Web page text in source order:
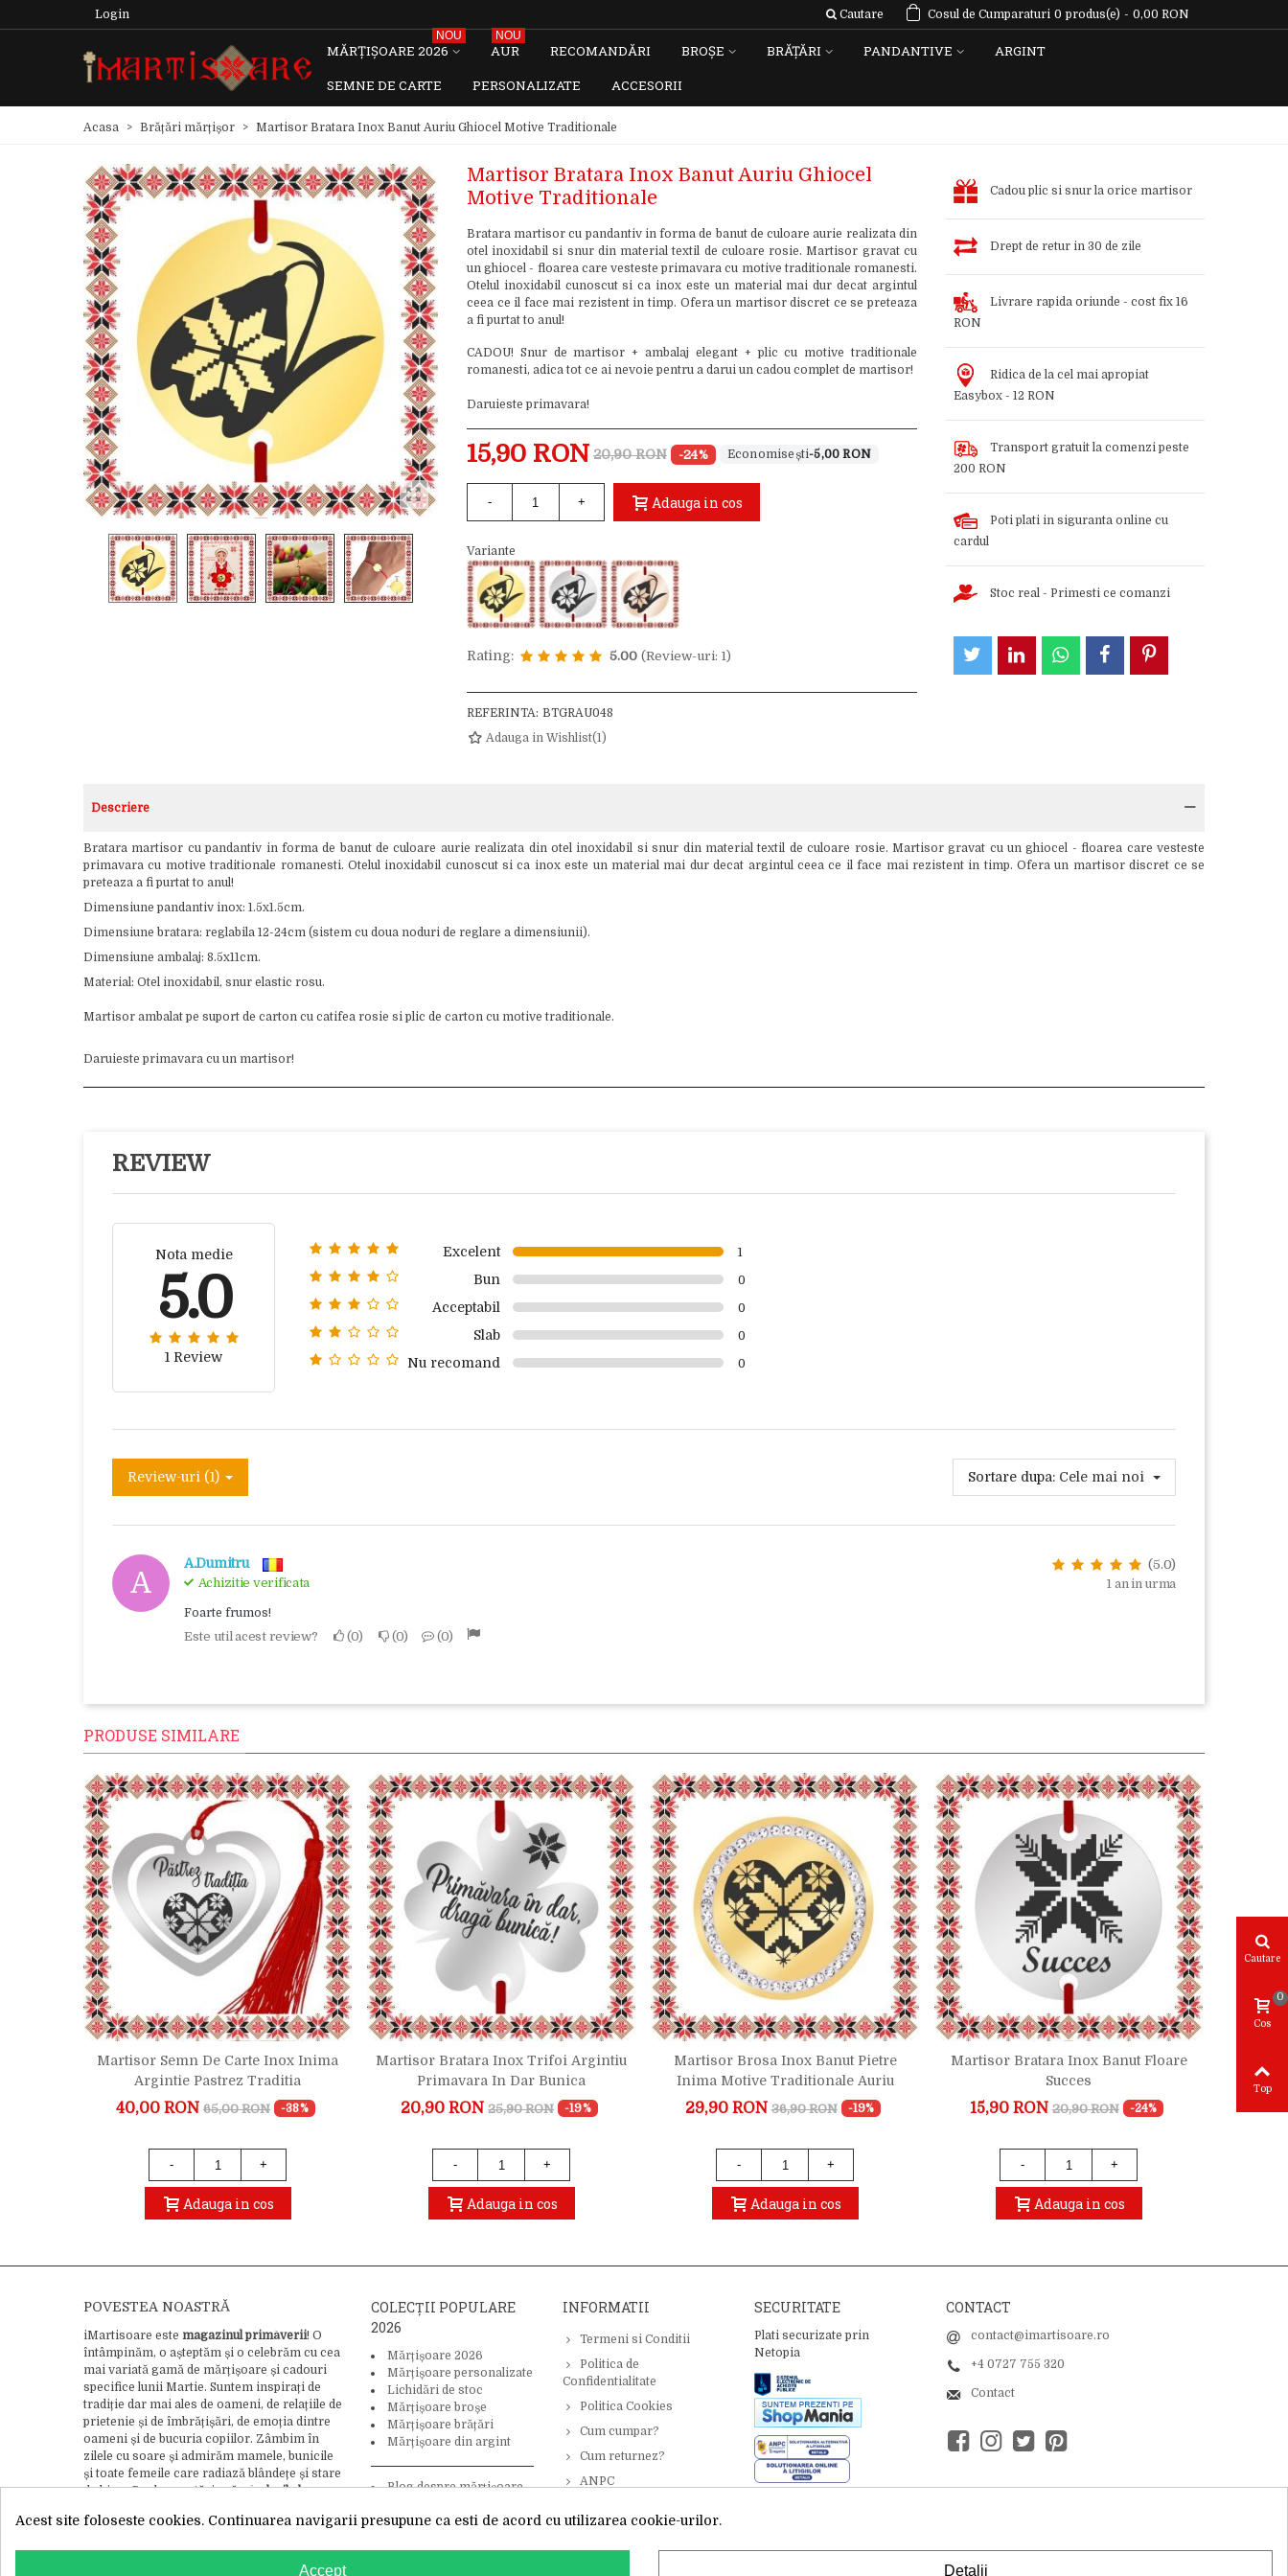
Login Cautare Cosul de Cumparaturi 0 produs(e) - 0,00 RON
MĂRȚIȘOARE 2026
NOU
AUR
NOU
RECOMANDĂRI BROȘE BRĂȚĂRI PANDANTIVE
ARGINT
SEMNE DE CARTE
PERSONALIZATE ACCESORII
Acasa > Brățări mărțișor > Martisor Bratara Inox Banut Auriu Ghiocel Motive Traditionale
Martisor Bratara Inox Banut Auriu Ghiocel
Motive Traditionale
Bratara martisor cu pandantiv in forma de banut de culoare aurie realizata din
otel inoxidabil si snur din material textil de culoare rosie. Martisor gravat cu
un ghiocel - floarea care vesteste primavara cu motive traditionale romanesti.
Otelul inoxidabil cunoscut si ca inox este un material mai dur decat argintul
ceea ce il face mai rezistent in timp. Ofera un martisor discret ce se preteaza
a fi purtat to anul!
CADOU! Snur de martisor + ambalaj elegant + plic cu motive traditionale
romanesti, adica tot ce ai nevoie pentru a darui un cadou complet de martisor!
Daruieste primavara!
15,90 RON 20,90 RON -24% -5,00 RON
- + Adauga in cos
Variante
Rating: 5.00 (Review-uri: 1)
REFERINTA: BTGRAU048
Adauga in Wishlist(1)
Cadou plic si snur la orice martisor
Drept de retur in 30 de zile
Livrare rapida oriunde - cost fix 16
RON
Ridica de la cel mai apropiat
Easybox - 12 RON
Transport gratuit la comenzi peste
200 RON
Poti plati in siguranta online cu
cardul
Stoc real - Primesti ce comanzi
Descriere
Bratara martisor cu pandantiv in forma de banut de culoare aurie realizata din otel inoxidabil si snur din material textil de culoare rosie. Martisor gravat cu un ghiocel - floarea care vesteste
primavara cu motive traditionale romanesti. Otelul inoxidabil cunoscut si ca inox este un material mai dur decat argintul ceea ce il face mai rezistent in timp. Ofera un martisor discret ce se
preteaza a fi purtat to anul!
Dimensiune pandantiv inox: 1.5x1.5cm.
Dimensiune bratara: reglabila 12-24cm (sistem cu doua noduri de reglare a dimensiunii).
Dimensiune ambalaj: 8.5x11cm.
Material: Otel inoxidabil, snur elastic rosu.
Martisor ambalat pe suport de carton cu catifea rosie si plic de carton cu motive traditionale.
Daruieste primavara cu un martisor!
REVIEW
Nota medie
5.0
1 Review
Excelent 1
Bun 0
Acceptabil 0
Slab 0
Nu recomand 0
Review-uri (1) Sortare dupa: Cele mai noi
A
A.Dumitru
Achizitie verificata
(5.0)
1 an in urma
Foarte frumos!
Este util acest review? 0 0 0
PRODUSE SIMILARE
Martisor Semn De Carte Inox Inima
Argintie Pastrez Traditia
40,00 RON 65,00 RON -38%
- +
Adauga in cos
Martisor Bratara Inox Trifoi Argintiu
Primavara In Dar Bunica
20,90 RON 25,90 RON -19%
- +
Adauga in cos
Martisor Brosa Inox Banut Pietre
Inima Motive Traditionale Auriu
29,90 RON 36,90 RON -19%
- +
Adauga in cos
Martisor Bratara Inox Banut Floare
Succes
15,90 RON 20,90 RON -24%
- +
Adauga in cos
POVESTEA NOASTRĂ
iMartisoare este magazinul primăverii! O
întâmpinăm, o așteptăm și o celebrăm cu cea
mai variată gamă de mărțișoare și cadouri
specifice lunii Martie. Suntem inspirați de
tradiție dar mai ales de oameni, de relațiile de
prietenie și de îmbrățișări, de emoția dintre
oameni și de bucuria copiilor. Zâmbim în
zilele cu soare și admirăm mamele, bunicile
și toate femeile care radiază blândețe și stare
de bine. Credem cu tărie căgândurile bune
și iubire ca ingredient final în crearea
COLECȚII POPULARE
2026
Mărțișoare 2026
Mărțișoare personalizate
Lichidări de stoc
Mărțișoare broșe
Mărțișoare brățări
Mărțișoare din argint
Blog despre mărțișoare –
INFORMATII
Termeni si Conditii
Politica de
Confidentialitate
Politica Cookies
Cum cumpar?
Cum returnez?
ANPC
SECURITATE
Plati securizate prin
Netopia
CONTACT
contact@imartisoare.ro
+4 0727 755 320
Contact
Cautare
Cos
0
Top
Acest site foloseste cookies. Continuarea navigarii presupune ca esti de acord cu utilizarea cookie-urilor.
Accept Detalii